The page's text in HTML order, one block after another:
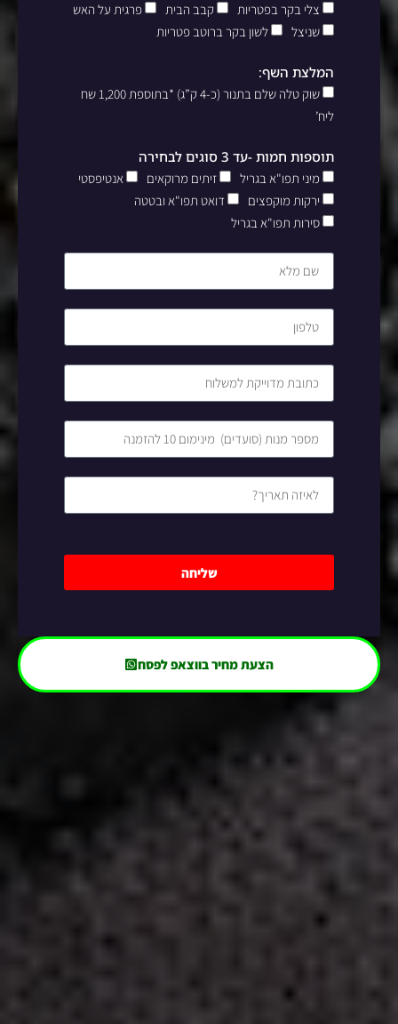
צלי בקר בפטריות
קבב הבית
פרגית על האש
שניצל
לשון בקר ברוטב פטריות
המלצת השף:
שוק טלה שלם בתנור (כ-4 ק”ג) *בתוספת 1,200 שח
ליח’
תוספות חמות -עד 3 סוגים לבחירה
מיני תפו"א בגריל זיתים מרוקאים
אנטיפסטי
ירקות מוקפצים
דואט תפו"א ובטטה
סירות תפו"א בגריל
שליחה
הצעת מחיר בווצאפ לפסח